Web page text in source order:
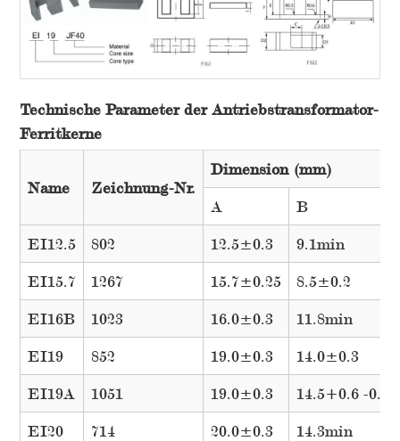
Technische Parameter der Antriebstransformator-
Ferritkerne
Name Zeichnung-Nr.
Dimension (mm)
A
B
EI12.5
802 12.5±0.3
9.1min
EI15.7
1267 15.7±0.25
8.5±0.2
EI16B
1023 16.0±0.3
11.8min
EI19
852 19.0±0.3
14.0±0.3
EI19A
1051 19.0±0.3
14.5+0.6 -0.3
EI20
714 20.0±0.3
14.3min